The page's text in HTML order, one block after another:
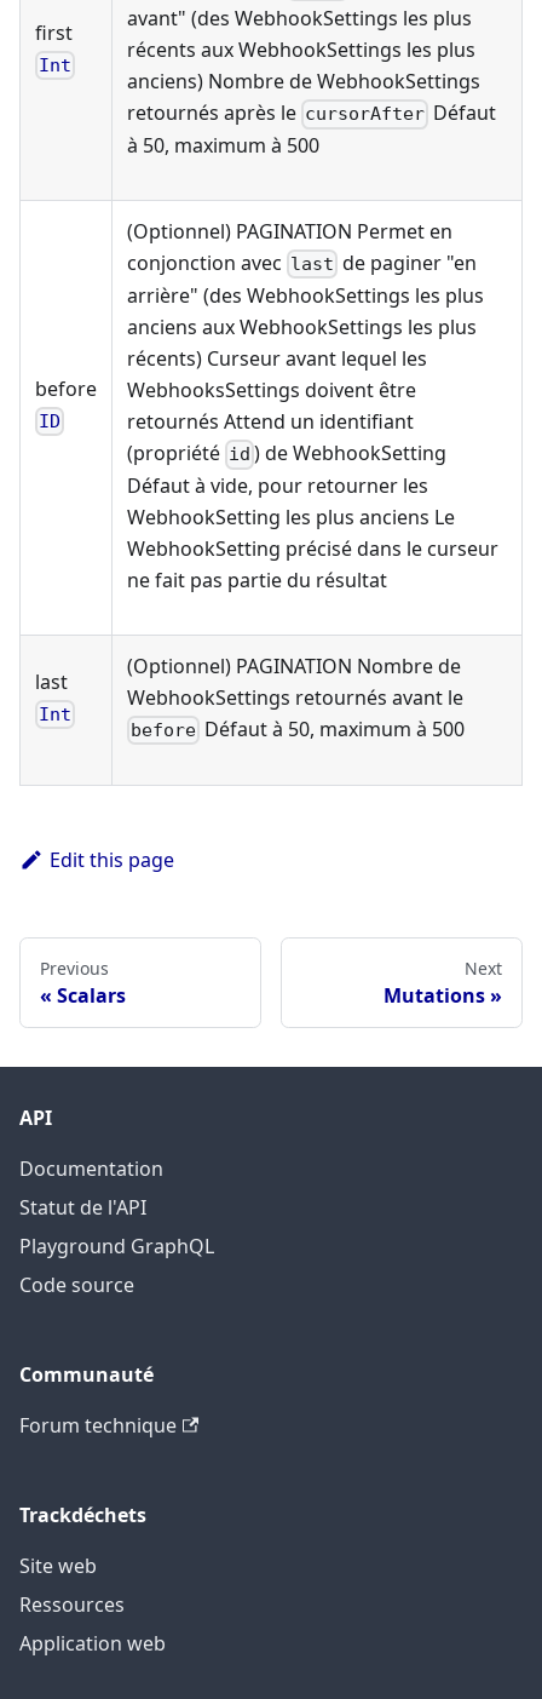
first
Int
avant" (des WebhookSettings les plus
récents aux WebhookSettings les plus
anciens) Nombre de WebhookSettings
retournés après le cursorAfter Défaut
à 50, maximum à 500
before
ID
(Optionnel) PAGINATION Permet en
conjonction avec last de paginer "en
arrière" (des WebhookSettings les plus
anciens aux WebhookSettings les plus
récents) Curseur avant lequel les
WebhooksSettings doivent être
retournés Attend un identifiant
(propriété id ) de WebhookSetting
Défaut à vide, pour retourner les
WebhookSetting les plus anciens Le
WebhookSetting précisé dans le curseur
ne fait pas partie du résultat
last
Int
(Optionnel) PAGINATION Nombre de
WebhookSettings retournés avant le
before Défaut à 50, maximum à 500
Edit this page
Previous
Scalars
Next
Mutations
API
Documentation
Statut de l'API
Playground GraphQL
Code source
Communauté
Forum technique
Trackdéchets
Site web
Ressources
Application web